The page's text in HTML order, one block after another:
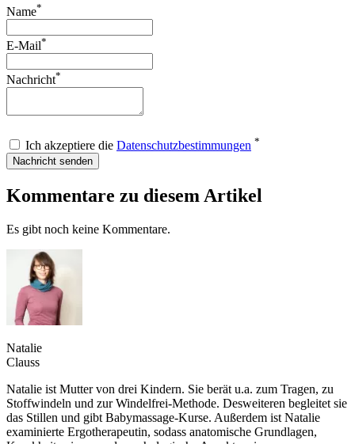
Name*
E-Mail*
Nachricht*
Ich akzeptiere die Datenschutzbestimmungen *
Nachricht senden
Kommentare zu diesem Artikel
Es gibt noch keine Kommentare.
Natalie
Clauss
Natalie ist Mutter von drei Kindern. Sie berät u.a. zum Tragen, zu
Stoffwindeln und zur Windelfrei-Methode. Desweiteren begleitet sie
das Stillen und gibt Babymassage-Kurse. Außerdem ist Natalie
examinierte Ergotherapeutin, sodass anatomische Grundlagen,